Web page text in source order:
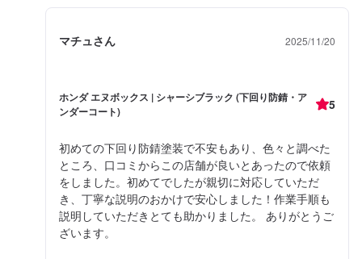
マチュさん 2025/11/20
ホンダ エヌボックス | シャーシブラック (下回り防錆・ア
ンダーコート)
5
初めての下回り防錆塗装で不安もあり、色々と調べた
ところ、口コミからこの店舗が良いとあったので依頼
をしました。初めてでしたが親切に対応していただ
き、丁寧な説明のおかけで安心しました！作業手順も
説明していただきとても助かりました。 ありがとうご
ざいます。